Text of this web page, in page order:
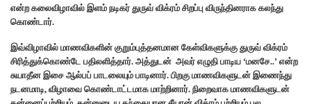
என்ற கலைவிழாவில் இளம் நடிகர் துருவ் விக்ரம் சிறப்பு விருந்தினராக கலந்து
கொண்டார்.
இவ்விழாவில் மாணவிகளின் குறும்புத்தனமான கேள்விகளுக்கு துருவ் விக்ரம்
சிரித்துக்கொண்டே பதிலளித்தார். அத்துடன் அவர் எழுதி பாடிய ‘மனசே..’ என்ற
சுயாதீன இசை ஆல்பப் பாடலையும் பாடினார். பிறகு மாணவிகளுடன் இணைந்து
நடனமாடி, விழாவை கொண்டாட்டமாக மாற்றினார். நிறைவாக மாணவிகளுடன்